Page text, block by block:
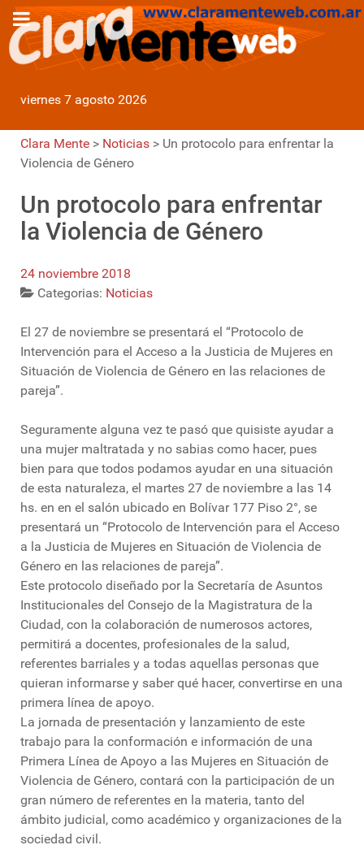
viernes 7 agosto 2026
Clara Mente > Noticias > Un protocolo para enfrentar la
Violencia de Género
Un protocolo para enfrentar
la Violencia de Género
24 noviembre 2018
Categorias: Noticias
El 27 de noviembre se presentará el “Protocolo de
Intervención para el Acceso a la Justicia de Mujeres en
Situación de Violencia de Género en las relaciones de
pareja”.
Seguramente alguna vez te pasó que quisiste ayudar a
una mujer maltratada y no sabias como hacer, pues
bien para que todos podamos ayudar en una situación
de esta naturaleza, el martes 27 de noviembre a las 14
hs. en en el salón ubicado en Bolívar 177 Piso 2°, se
presentará un “Protocolo de Intervención para el Acceso
a la Justicia de Mujeres en Situación de Violencia de
Género en las relaciones de pareja”.
Este protocolo diseñado por la Secretaría de Asuntos
Institucionales del Consejo de la Magistratura de la
Ciudad, con la colaboración de numerosos actores,
permitirá a docentes, profesionales de la salud,
referentes barriales y a todas aquellas personas que
quieran informarse y saber qué hacer, convertirse en una
primera línea de apoyo.
La jornada de presentación y lanzamiento de este
trabajo para la conformación e información de una
Primera Línea de Apoyo a las Mujeres en Situación de
Violencia de Género, contará con la participación de un
gran número de referentes en la materia, tanto del
ámbito judicial, como académico y organizaciones de la
sociedad civil.